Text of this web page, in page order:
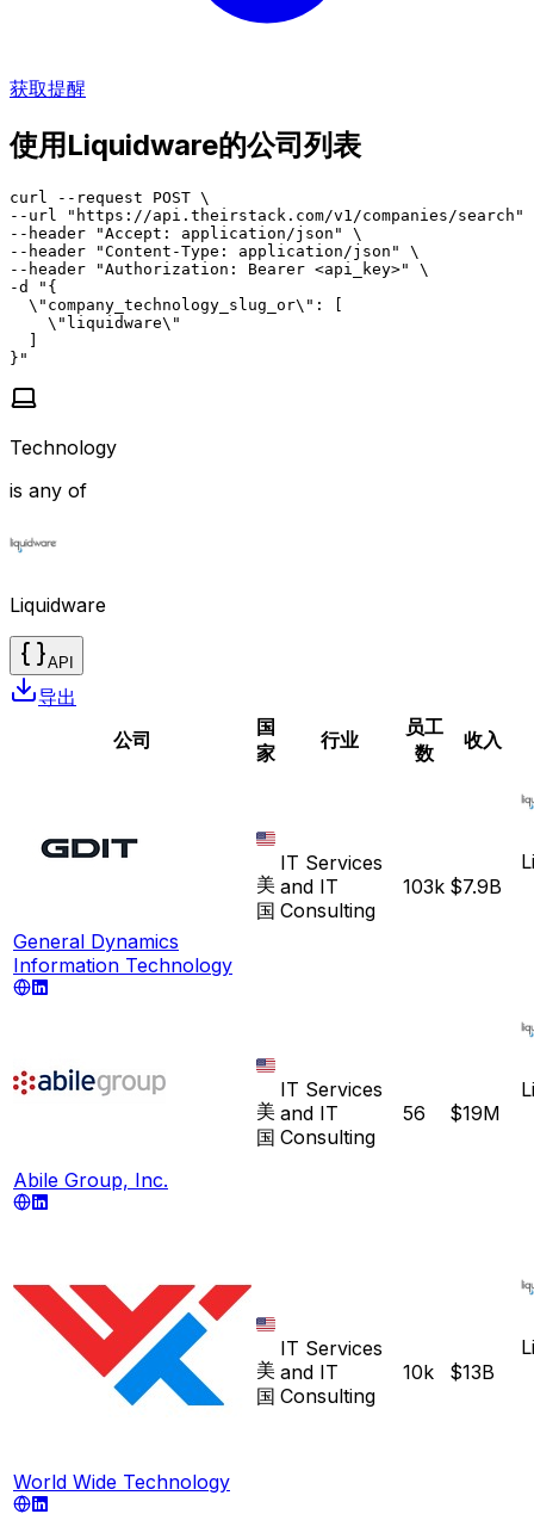
获取提醒
使用Liquidware的公司列表
curl --request POST \
--url "https://api.theirstack.com/v1/companies/search"
--header "Accept: application/json" \
--header "Content-Type: application/json" \
--header "Authorization: Bearer <api_key>" \
-d "{
  \"company_technology_slug_or\": [
    \"liquidware\"
  ]
}"
Technology
is any of
Liquidware
API
导出
公司
国
家
行业
员工
数
收入
General Dynamics
Information Technology
美
国
IT Services
and IT
Consulting
103k $7.9B
Abile Group, Inc.
美
国
IT Services
and IT
Consulting
56 $19M
World Wide Technology
美
国
IT Services
and IT
Consulting
10k $13B